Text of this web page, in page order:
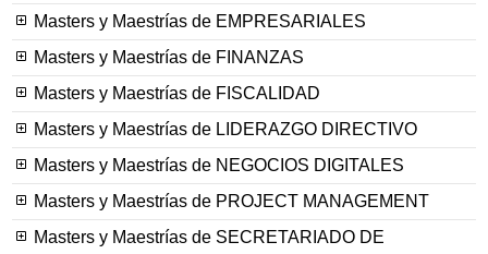
Masters y Maestrías de EMPRESARIALES
Masters y Maestrías de FINANZAS
Masters y Maestrías de FISCALIDAD
Masters y Maestrías de LIDERAZGO DIRECTIVO
Masters y Maestrías de NEGOCIOS DIGITALES
Masters y Maestrías de PROJECT MANAGEMENT
Masters y Maestrías de SECRETARIADO DE